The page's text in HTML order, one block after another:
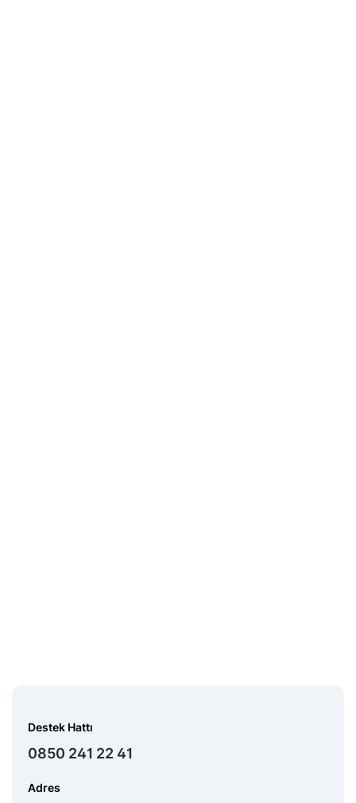
Destek Hattı
0850 241 22 41
Adres